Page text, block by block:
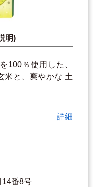
明)
100％使用した、
米と、爽やかな 土
詳細
14番8号